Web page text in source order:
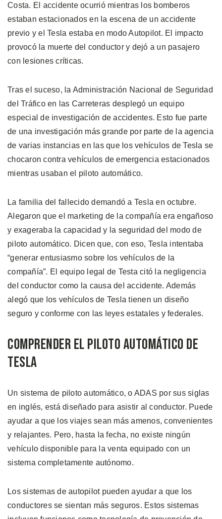
Costa. El accidente ocurrió mientras los bomberos
estaban estacionados en la escena de un accidente
previo y el Tesla estaba en modo Autopilot. El impacto
provocó la muerte del conductor y dejó a un pasajero
con lesiones críticas.
Tras el suceso, la Administración Nacional de Seguridad
del Tráfico en las Carreteras desplegó un equipo
especial de investigación de accidentes. Esto fue parte
de una investigación más grande por parte de la agencia
de varias instancias en las que los vehículos de Tesla se
chocaron contra vehículos de emergencia estacionados
mientras usaban el piloto automático.
La familia del fallecido demandó a Tesla en octubre.
Alegaron que el marketing de la compañía era engañoso
y exageraba la capacidad y la seguridad del modo de
piloto automático. Dicen que, con eso, Tesla intentaba
“generar entusiasmo sobre los vehículos de la
compañía”. El equipo legal de Testa citó la negligencia
del conductor como la causa del accidente. Además
alegó que los vehículos de Tesla tienen un diseño
seguro y conforme con las leyes estatales y federales.
Comprender el Piloto Automático de
Tesla
Un sistema de piloto automático, o ADAS por sus siglas
en inglés, está diseñado para asistir al conductor. Puede
ayudar a que los viajes sean más amenos, convenientes
y relajantes. Pero, hasta la fecha, no existe ningún
vehículo disponible para la venta equipado con un
sistema completamente autónomo.
Los sistemas de autopilot pueden ayudar a que los
conductores se sientan más seguros. Estos sistemas